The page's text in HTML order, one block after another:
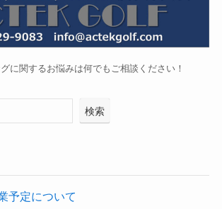
に関するお悩みは何でもご相談ください！
検索
予定について